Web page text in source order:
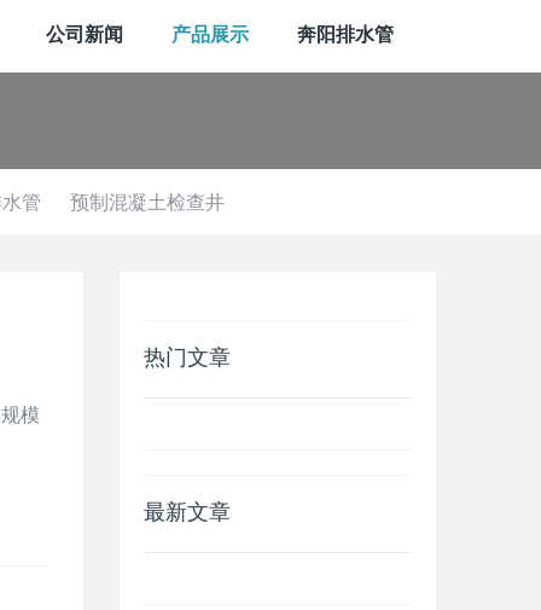
公司新闻 产品展示 奔阳排水管
管 预制混凝土检查井
模
热门文章
最新文章